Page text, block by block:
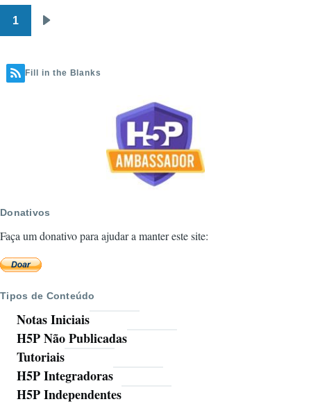
HUB
Paginação
1
Fill in the Blanks
Donativos
Faça um donativo para ajudar a manter este site:
Tipos de Conteúdo
Notas Iniciais
H5P Não Publicadas
Tutoriais
H5P Integradoras
H5P Independentes